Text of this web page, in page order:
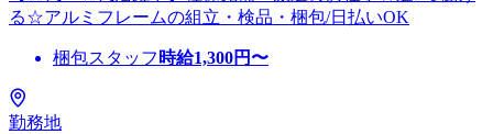
る☆アルミフレームの組立・検品・梱包/日払いOK
梱包スタッフ 時給1,300円〜
勤務地